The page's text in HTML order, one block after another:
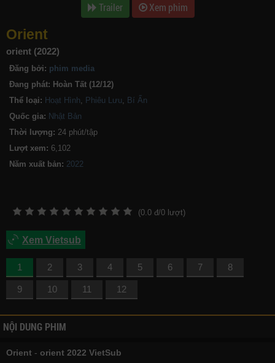
Trailer Xem phim
Orient
orient (2022)
Đăng bởi: phim media
Đang phát: Hoàn Tất (12/12)
Thể loại: Hoạt Hình, Phiêu Lưu, Bí Ẩn
Quốc gia: Nhật Bản
Thời lượng: 24 phút/tập
Lượt xem: 6,102
Năm xuất bản:
(0.0 đ/0 lượt)
Xem Vietsub
1 2 3 4 5 6 7 8
9 10 11 12
NỘI DUNG PHIM
Orient - orient 2022 VietSub